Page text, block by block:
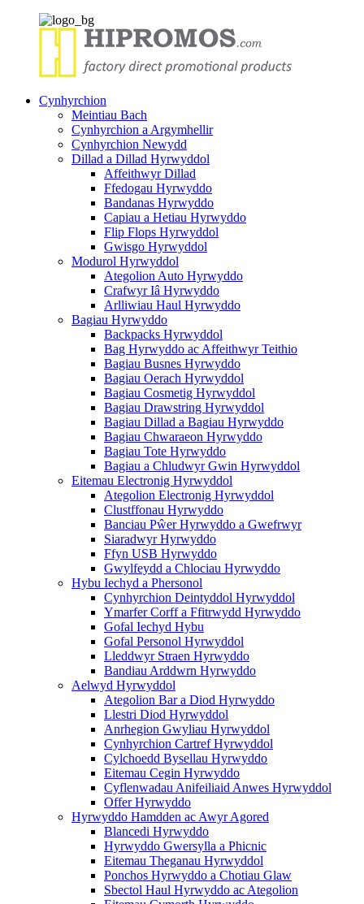
Cynhyrchion
Meintiau Bach
Cynhyrchion a Argymhellir
Cynhyrchion Newydd
Dillad a Dillad Hyrwyddol
Affeithwyr Dillad
Ffedogau Hyrwyddo
Bandanas Hyrwyddo
Capiau a Hetiau Hyrwyddo
Flip Flops Hyrwyddol
Gwisgo Hyrwyddol
Modurol Hyrwyddol
Ategolion Auto Hyrwyddo
Crafwyr Iâ Hyrwyddo
Arlliwiau Haul Hyrwyddo
Bagiau Hyrwyddo
Backpacks Hyrwyddol
Bag Hyrwyddo ac Affeithwyr Teithio
Bagiau Busnes Hyrwyddo
Bagiau Oerach Hyrwyddol
Bagiau Cosmetig Hyrwyddol
Bagiau Drawstring Hyrwyddol
Bagiau Dillad a Bagiau Hyrwyddo
Bagiau Chwaraeon Hyrwyddo
Bagiau Tote Hyrwyddo
Bagiau a Chludwyr Gwin Hyrwyddol
Eitemau Electronig Hyrwyddol
Ategolion Electronig Hyrwyddol
Clustffonau Hyrwyddo
Banciau Pŵer Hyrwyddo a Gwefrwyr
Siaradwyr Hyrwyddo
Ffyn USB Hyrwyddo
Gwylfeydd a Chlociau Hyrwyddo
Hybu Iechyd a Phersonol
Cynhyrchion Deintyddol Hyrwyddol
Ymarfer Corff a Ffitrwydd Hyrwyddo
Gofal Iechyd Hybu
Gofal Personol Hyrwyddol
Lleddwyr Straen Hyrwyddo
Bandiau Arddwrn Hyrwyddo
Aelwyd Hyrwyddol
Ategolion Bar a Diod Hyrwyddo
Llestri Diod Hyrwyddol
Anrhegion Gwyliau Hyrwyddol
Cynhyrchion Cartref Hyrwyddol
Cylchoedd Bysellau Hyrwyddo
Eitemau Cegin Hyrwyddo
Cyflenwadau Anifeiliaid Anwes Hyrwyddol
Offer Hyrwyddo
Hyrwyddo Hamdden ac Awyr Agored
Blancedi Hyrwyddo
Hyrwyddo Gwersylla a Phicnic
Eitemau Theganau Hyrwyddol
Ponchos Hyrwyddo a Chotiau Glaw
Sbectol Haul Hyrwyddo ac Ategolion